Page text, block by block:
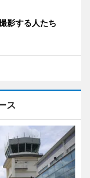
影する人たち
ス